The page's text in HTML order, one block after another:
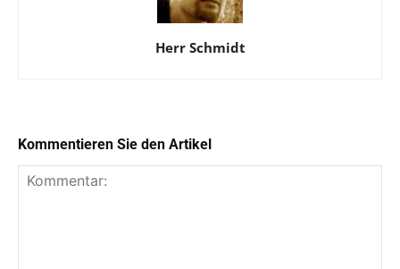
Herr Schmidt
Kommentieren Sie den Artikel